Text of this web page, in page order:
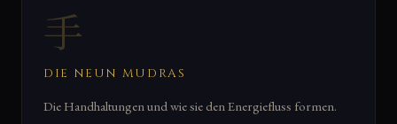
手
DIE NEUN MUDRAS
Die Handhaltungen und wie sie den Energiefluss formen.